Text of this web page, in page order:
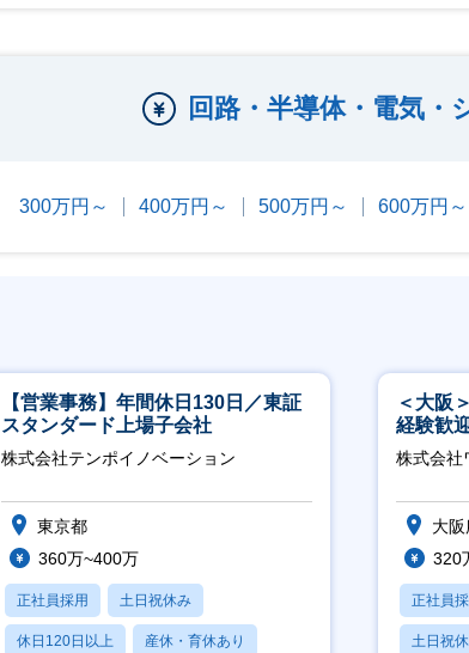
回路・半導体・電気・
300万円～ 400万円～ 500万円～ 600万円～
【営業事務】年間休日130日／東証
スタンダード上場子会社
株式会社テンポイノベーション
東京都
360万~400万
正社員採用 土日祝休み
休日120日以上 産休・育休あり
＜大阪
経験歓
ホスピ
祝】
株式会社
大阪
320
正社員
土日祝